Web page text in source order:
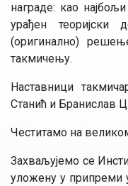
награде: као
урађен
(оригинално)
такмичењу.
Наставници
Станић и Бранислав
Честитамо на
Захваљујемо се
уложену у припреми